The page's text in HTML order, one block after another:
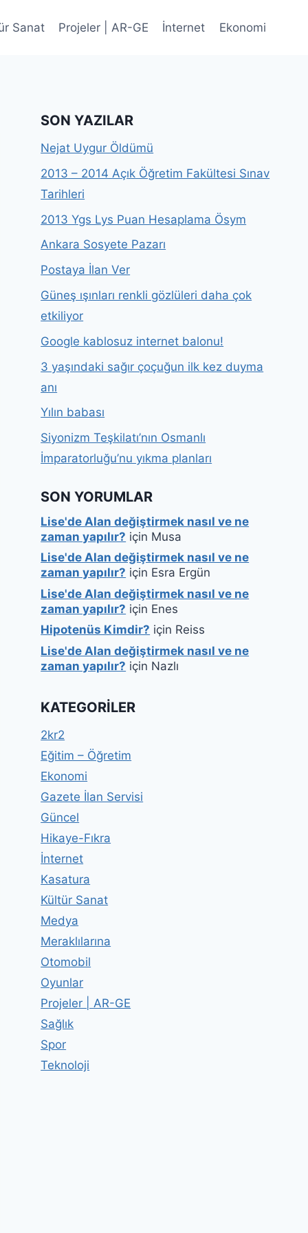
Sanat Projeler | AR-GE İnternet Ekonomi
SON YAZILAR
Nejat Uygur Öldümü
2013 – 2014 Açık Öğretim Fakültesi Sınav
Tarihleri
2013 Ygs Lys Puan Hesaplama Ösym
Ankara Sosyete Pazarı
Postaya İlan Ver
Güneş ışınları renkli gözlüleri daha çok
etkiliyor
Google kablosuz internet balonu!
3 yaşındaki sağır çoçuğun ilk kez duyma
anı
Yılın babası
Siyonizm Teşkilatı’nın Osmanlı
İmparatorluğu’nu yıkma planları
SON YORUMLAR
Lise'de Alan değiştirmek nasıl ve ne
zaman yapılır? için Musa
Lise'de Alan değiştirmek nasıl ve ne
zaman yapılır? için Esra Ergün
Lise'de Alan değiştirmek nasıl ve ne
zaman yapılır? için Enes
Hipotenüs Kimdir? için Reiss
Lise'de Alan değiştirmek nasıl ve ne
zaman yapılır? için Nazlı
KATEGORILER
2kr2
Eğitim – Öğretim
Ekonomi
Gazete İlan Servisi
Güncel
Hikaye-Fıkra
İnternet
Kasatura
Kültür Sanat
Medya
Meraklılarına
Otomobil
Oyunlar
Projeler | AR-GE
Sağlık
Spor
Teknoloji